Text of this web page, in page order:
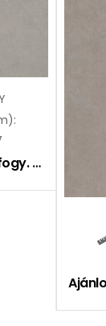
Ajánlott bruttó fogy. ár: